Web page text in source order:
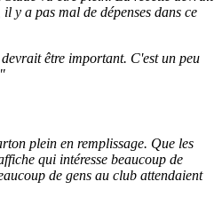
y a pas mal de dépenses dans ce
être important. C'est un peu
plein en remplissage. Que les
qui intéresse beaucoup de
de gens au club attendaient